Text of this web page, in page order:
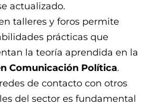
actualizado.
talleres y foros permite
prácticas que
la teoría aprendida en la
Comunicación Política.
de contacto con otros
del sector es fundamental